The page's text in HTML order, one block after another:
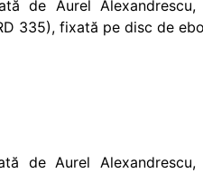
de Aurel
335), fixată pe disc de
de Aurel